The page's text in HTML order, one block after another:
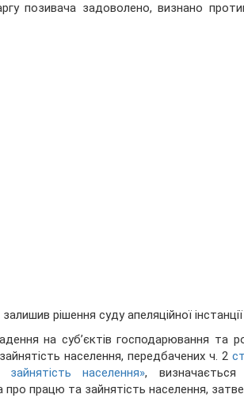
позивача задоволено, визнано
рішення суду апеляційної
на суб’єктів господарювання та
населення, передбачених ч. 2
населення»,
про працю та зайнятість населення,